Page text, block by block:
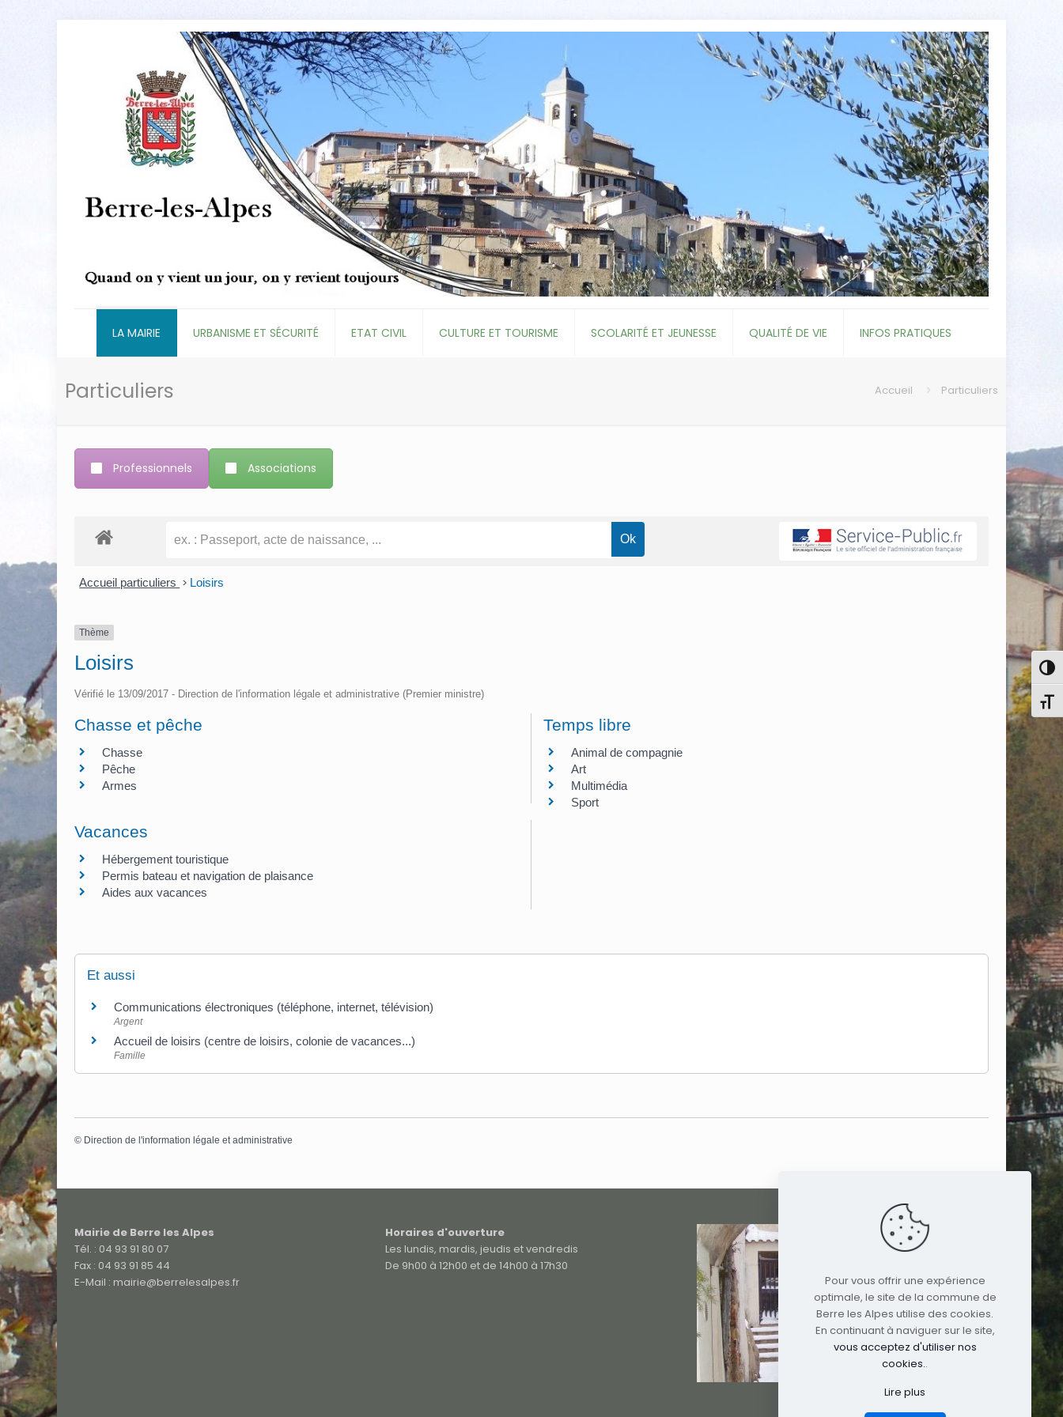
LA MAIRIE URBANISME ET SÉCURITÉ ETAT CIVIL CULTURE ET TOURISME SCOLARITÉ ET JEUNESSE QUALITÉ DE VIE INFOS PRATIQUES
Particuliers Accueil Particuliers
Professionnels Associations
Accueil particuliers > Loisirs
Thème
Loisirs
Vérifié le 13/09/2017 - Direction de l'information légale et administrative (Premier ministre)
Chasse et pêche
Chasse
Pêche
Armes
Temps libre
Animal de compagnie
Art
Multimédia
Sport
Vacances
Hébergement touristique
Permis bateau et navigation de plaisance
Aides aux vacances
Et aussi
Communications électroniques (téléphone, internet, télévision)
Argent
Accueil de loisirs (centre de loisirs, colonie de vacances...)
Famille
© Direction de l'information légale et administrative
Mairie de Berre les Alpes
Tél. : 04 93 91 80 07
Fax : 04 93 91 85 44
E-Mail : mairie@berrelesalpes.fr
Horaires d'ouverture
Les lundis, mardis, jeudis et vendredis
De 9h00 à 12h00 et de 14h00 à 17h30
Pour vous offrir une expérience
optimale, le site de la commune de
Berre les Alpes utilise des cookies.
En continuant à naviguer sur le site,
vous acceptez d'utiliser nos
cookies..
Lire plus